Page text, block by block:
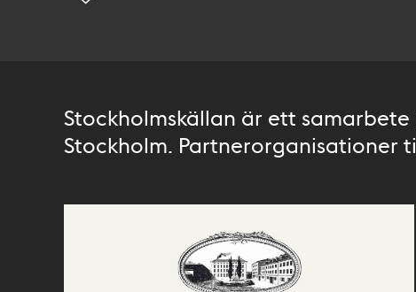
Stockholmskällan är ett
Stockholm. Partnerorganisationer